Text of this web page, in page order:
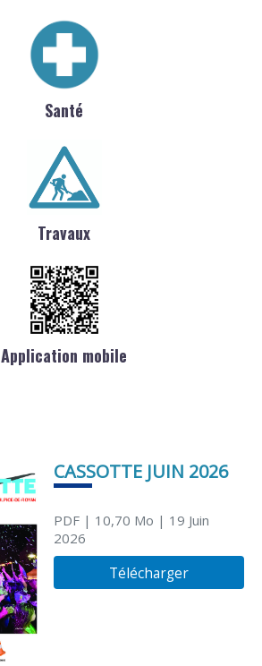
Santé
Travaux
Application mobile
CASSOTTE JUIN 2026
PDF| 10,70 Mo | 19 Juin
2026
Télécharger